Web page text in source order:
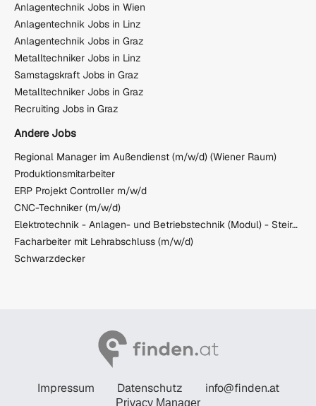
Anlagentechnik Jobs in Wien
Anlagentechnik Jobs in Linz
Anlagentechnik Jobs in Graz
Metalltechniker Jobs in Linz
Samstagskraft Jobs in Graz
Metalltechniker Jobs in Graz
Recruiting Jobs in Graz
Andere Jobs
Regional Manager im Außendienst (m/w/d) (Wiener Raum)
Produktionsmitarbeiter
ERP Projekt Controller m/w/d
CNC-Techniker (m/w/d)
Elektrotechnik - Anlagen- und Betriebstechnik (Modul) - Steirerpack GmbH
Facharbeiter mit Lehrabschluss (m/w/d)
Schwarzdecker
Impressum Datenschutz info@finden.at
Privacy Manager